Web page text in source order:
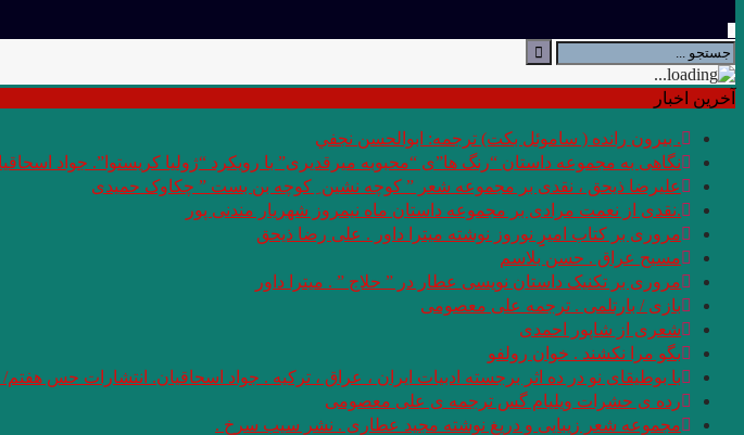
آخرین اخبار
. بيرون رانده ( ساموئل بكت) ترجمه: ابوالحسن نجفي
نگاهی به مجموعه داستان “رنگ ها”ی “محبوبه میرقدیری” با رویکرد “ژولیا کریستوا”. جواد
علیرضا ذیحق ، نقدی بر مجموعه شعر ” کوچه نشین ِ کوچه بن بست ” چکاوک حمیدی
.نقدی از نعمت مرادی بر مجموعه داستان ماه نیمروز شهریار مندنی پور
مروری بر کتاب امیرِِِ نوروز نوشته میترا داور . علی رضا ذیحق
مسیح عراق . حسن بلاسم
مروری بر تکنیک داستان نویسی عطار در ” حلاج ” . میترا داور
بازی / بارتلمی . ترجمه علی معصومی
شعری از شاپور احمدی
بگو مرا نکشند . خوان رولفو
با بوطیقای نو در ده اثر برجسته ادبیات ایران ، عراق ، ترکیه . جواد اسحاقیان. انتشارات حس هفتم/ ۱۴۰۲
رده ى حشرات ویلیام گس ترجمه ی علی معصومی
مجموعه شعر زیبایی و دریغ نوشته مجید عطاری . نشر سیب سرخ .